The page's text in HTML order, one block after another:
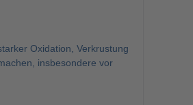
Oxidation, Verkrustung
insbesondere vor